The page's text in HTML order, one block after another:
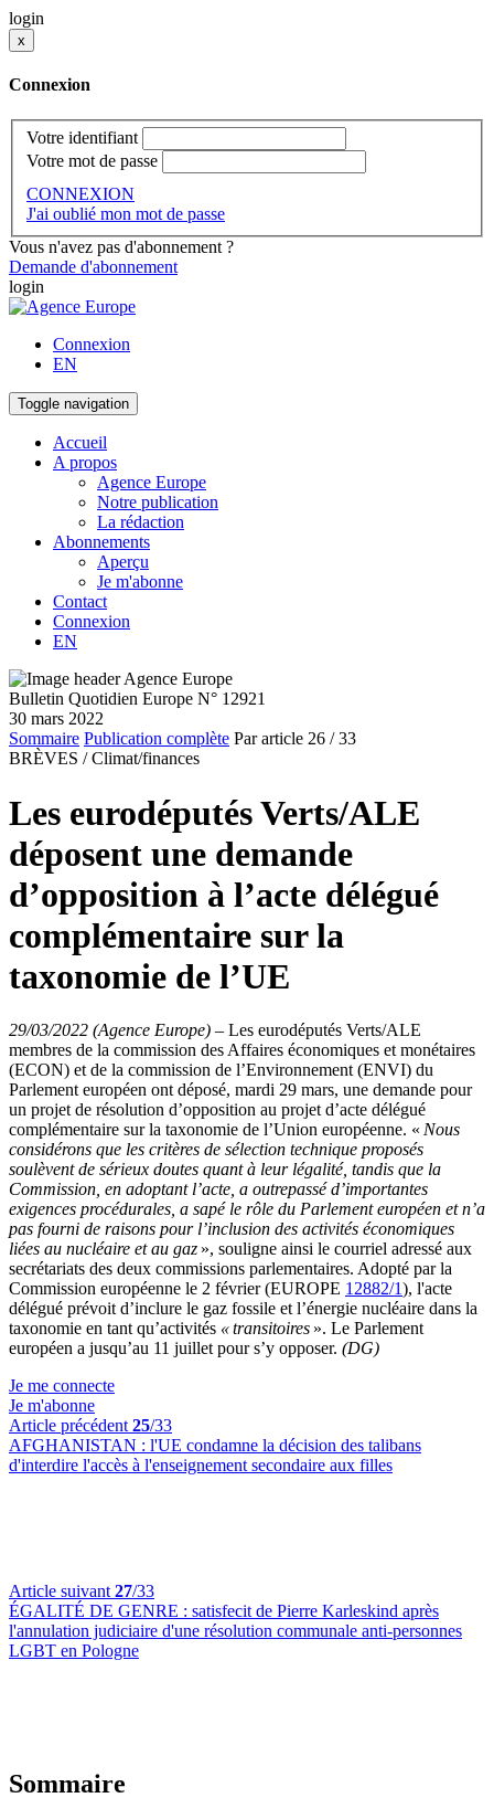
login
x
Connexion
Votre identifiant
Votre mot de passe
CONNEXION
J'ai oublié mon mot de passe
Vous n'avez pas d'abonnement ?
Demande d'abonnement
login
Connexion
EN
Toggle navigation
Accueil
A propos
Agence Europe
Notre publication
La rédaction
Abonnements
Aperçu
Je m'abonne
Contact
Connexion
EN
Bulletin Quotidien Europe N° 12921
30 mars 2022
Sommaire Publication complète Par article 26 / 33
BRÈVES / Climat/finances
Les eurodéputés Verts/ALE
déposent une demande
d’opposition à l’acte délégué
complémentaire sur la
taxonomie de l’UE
29/03/2022 (Agence Europe) – Les eurodéputés Verts/ALE
membres de la commission des Affaires économiques et monétaires
(ECON) et de la commission de l’Environnement (ENVI) du
Parlement européen ont déposé, mardi 29 mars, une demande pour
un projet de résolution d’opposition au projet d’acte délégué
complémentaire sur la taxonomie de l’Union européenne. « Nous
considérons que les critères de sélection technique proposés
soulèvent de sérieux doutes quant à leur légalité, tandis que la
Commission, en adoptant l’acte, a outrepassé d’importantes
exigences procédurales, a sapé le rôle du Parlement européen et n’a
pas fourni de raisons pour l’inclusion des activités économiques
liées au nucléaire et au gaz », souligne ainsi le courriel adressé aux
secrétariats des deux commissions parlementaires. Adopté par la
Commission européenne le 2 février (EUROPE 12882/1), l'acte
délégué prévoit d’inclure le gaz fossile et l’énergie nucléaire dans la
taxonomie en tant qu’activités « transitoires ». Le Parlement
européen a jusqu’au 11 juillet pour s’y opposer. (DG)
Je me connecte
Je m'abonne
Article précédent 25/33
AFGHANISTAN : l'UE condamne la décision des talibans
d'interdire l'accès à l'enseignement secondaire aux filles
Article suivant 27/33
ÉGALITÉ DE GENRE : satisfecit de Pierre Karleskind après
l'annulation judiciaire d'une résolution communale anti-personnes
LGBT en Pologne
Sommaire